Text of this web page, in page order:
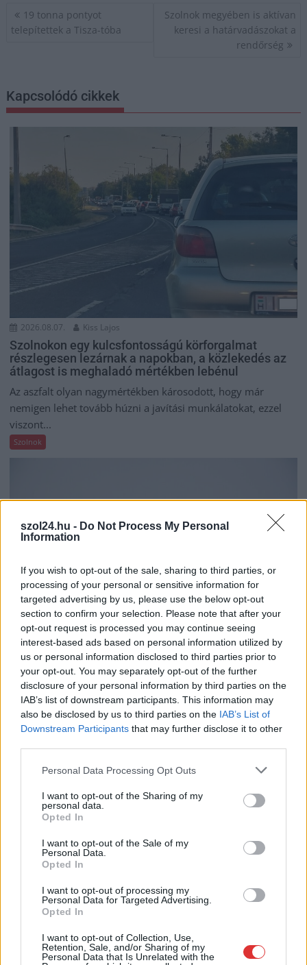
szol24.hu - Do Not Process My Personal
Information
If you wish to opt-out of the sale, sharing to third parties, or
processing of your personal or sensitive information for
targeted advertising by us, please use the below opt-out
section to confirm your selection. Please note that after your
opt-out request is processed you may continue seeing
interest-based ads based on personal information utilized by
us or personal information disclosed to third parties prior to
your opt-out. You may separately opt-out of the further
disclosure of your personal information by third parties on the
IAB’s list of downstream participants. This information may
also be disclosed by us to third parties on the IAB’s List of
Downstream Participants that may further disclose it to other
Please note that this website/app uses one or more Google
not limited to your visit or usage behaviour. You may click to
grant or deny consent to Google and its third-party tags to
use your data for below specified purposes in below Google
consent section.
Personal Data Processing Opt Outs
I want to opt-out of the Sharing of my
personal data.
Opted In
I want to opt-out of the Sale of my
Personal Data.
Opted In
I want to opt-out of processing my
Personal Data for Targeted Advertising.
Opted In
I want to opt-out of Collection, Use,
Retention, Sale, and/or Sharing of my
Personal Data that Is Unrelated with the
Bejegyzés
navigáció
19 tonna pontyot
telepítettek a Tisza-tóba
Szolnok megyében is aktívan
keresi a határvadászokat a
rendőrség
Kapcsolódó cikkek
2026.08.07. Kiss Lajos
Szolnokon egy kulcsfontosságú körforgalmat
részlegesen lezárnak a napokban, a közlekedés az
átlagost is meghaladó mértékben lebénul
Az aszfalt olyan nagymértékben károsodott, hogy már
nemigen lehet tovább húzni a javítási munkálatokat, ezzel
viszont...
Szolnok
2026.08.07. Farkas András
Ön szerint hogy készül a hamisítatlan szolnoki
habos isler?
Igazi retró klasszikus desszert, amelyet generációk óta
szeretnek, és amelyet sokan ma is próbálnak otthon